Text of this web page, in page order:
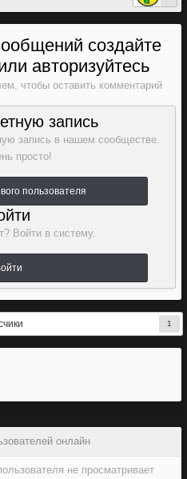
создайте
авторизуйтесь
чтобы оставить комментарий
запись
запись в нашем сообществе.
просто!
пользователя
Войти в систему.
1
онлайн
не просматривает